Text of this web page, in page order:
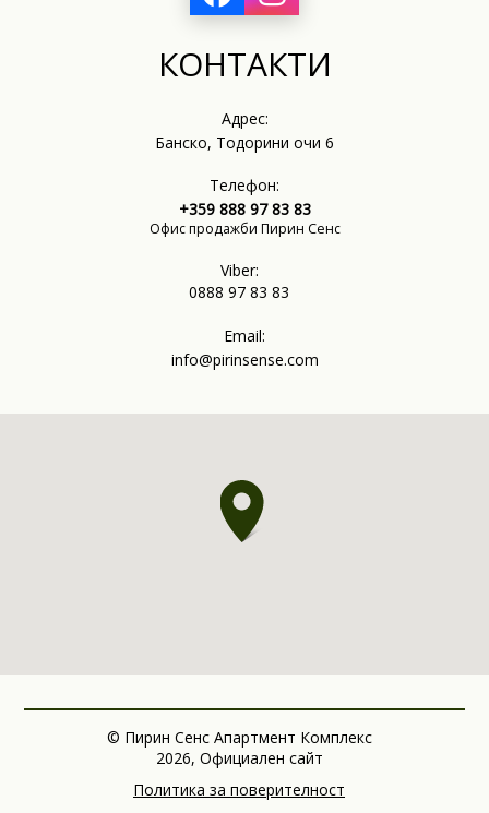
КОНТАКТИ
Адрес:
Банско, Тодорини очи 6
Телефон:
+359 888 97 83 83
Офис продажби Пирин Сенс
Viber:
0888 97 83 83
Email:
info@pirinsense.com
© Пирин Сенс Апартмент Комплекс
2026, Официален сайт
Политика за поверителност